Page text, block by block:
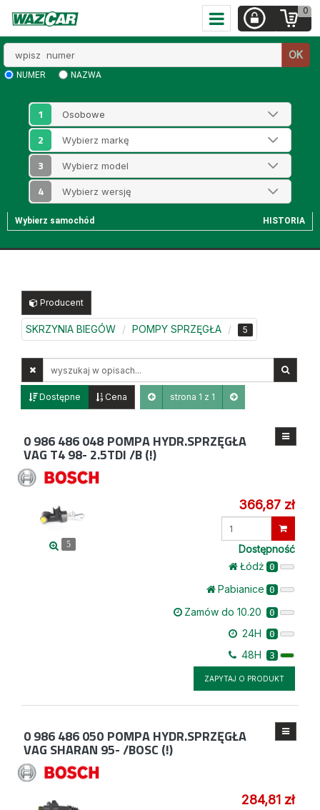
0
numer
OK
NUMER NAZWA
1
2
3
4
Wybierz samochód HISTORIA
Producent
SKRZYNIA BIEGÓW POMPY SPRZĘGŁA 5
opisach
Dostępne Cena strona 1 z 1
0 986 486 048 POMPA HYDR.SPRZĘGŁA
VAG T4 98- 2.5TDI /B (!)
5
366,87 zł
Wprowadź
ilość
Dostępność
Łódż 0
Pabianice 0
Zamów do 10.20 0
24H 0
48H 3
ZAPYTAJ O PRODUKT
0 986 486 050 POMPA HYDR.SPRZĘGŁA
VAG SHARAN 95- /BOSC (!)
284,81 zł